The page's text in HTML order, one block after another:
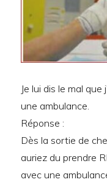
Je lui dis le mal
une ambulance.
Réponse :
Dès la sortie de
auriez du prendre
avec une